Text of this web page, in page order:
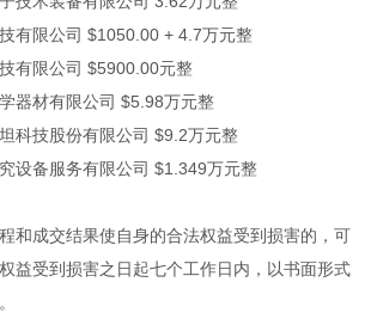
有限公司 $1050.00 + 4.7万元整
有限公司 $5900.00元整
器材有限公司 $5.98万元整
科技股份有限公司 $9.2万元整
设备服务有限公司 $1.349万元整
和成交结果使自身的合法权益受到损害的，可
益受到损害之日起七个工作日内，以书面形式